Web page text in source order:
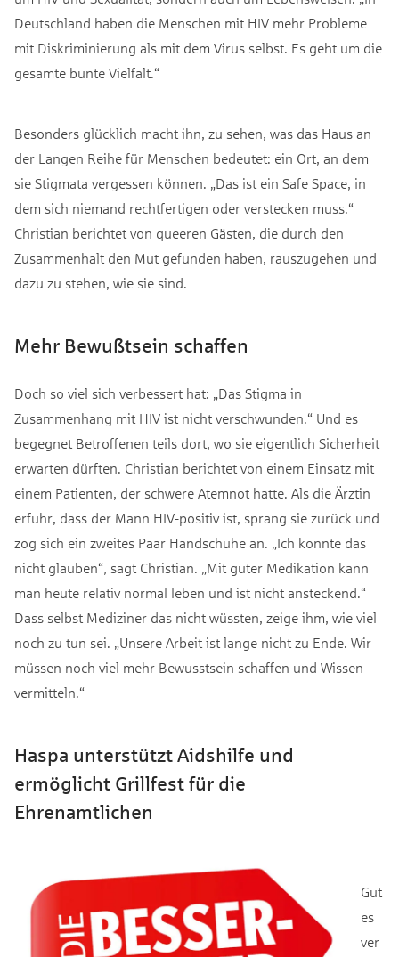
Deutschland haben die Menschen mit HIV mehr Probleme
mit Diskriminierung als mit dem Virus selbst. Es geht um die
gesamte bunte Vielfalt.“
Besonders glücklich macht ihn, zu sehen, was das Haus an
der Langen Reihe für Menschen bedeutet: ein Ort, an dem
sie Stigmata vergessen können. „Das ist ein Safe Space, in
dem sich niemand rechtfertigen oder verstecken muss.“
Christian berichtet von queeren Gästen, die durch den
Zusammenhalt den Mut gefunden haben, rauszugehen und
dazu zu stehen, wie sie sind.
Mehr Bewußtsein schaffen
Doch so viel sich verbessert hat: „Das Stigma in
Zusammenhang mit HIV ist nicht verschwunden.“ Und es
begegnet Betroffenen teils dort, wo sie eigentlich Sicherheit
erwarten dürften. Christian berichtet von einem Einsatz mit
einem Patienten, der schwere Atemnot hatte. Als die Ärztin
erfuhr, dass der Mann HIV-positiv ist, sprang sie zurück und
zog sich ein zweites Paar Handschuhe an. „Ich konnte das
nicht glauben“, sagt Christian. „Mit guter Medikation kann
man heute relativ normal leben und ist nicht ansteckend.“
Dass selbst Mediziner das nicht wüssten, zeige ihm, wie viel
noch zu tun sei. „Unsere Arbeit ist lange nicht zu Ende. Wir
müssen noch viel mehr Bewusstsein schaffen und Wissen
vermitteln.“
Haspa unterstützt Aidshilfe und
ermöglicht Grillfest für die
Ehrenamtlichen
Gut
es
ver